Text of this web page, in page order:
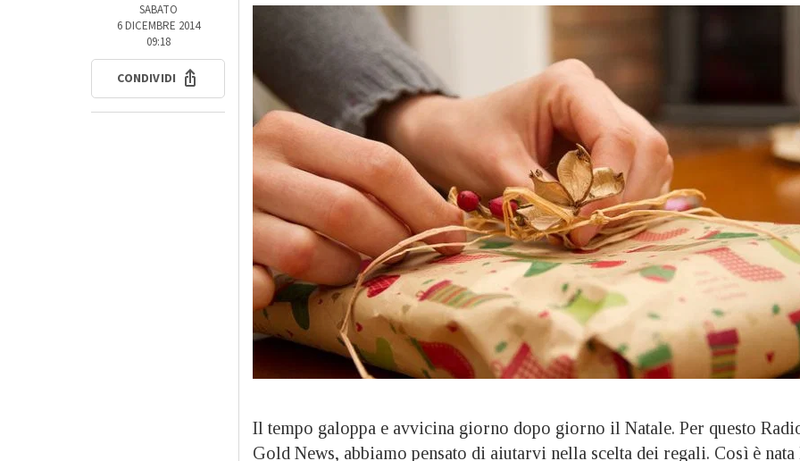
SABATO
6 DICEMBRE 2014
09:18
CONDIVIDI
Il tempo galoppa e avvicina giorno dopo giorno il Natale. Per questo
Gold News, abbiamo pensato di aiutarvi nella scelta dei regali. Così è nata